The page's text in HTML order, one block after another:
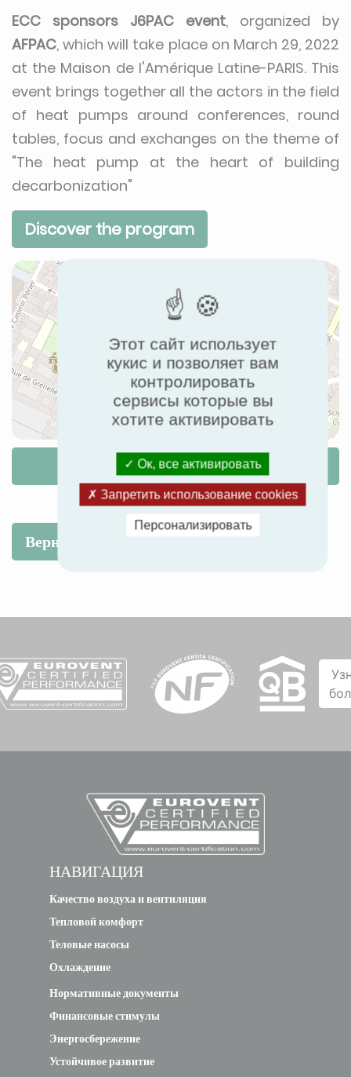
ECC sponsors J6PAC event, organized by
AFPAC, which will take place on March 29, 2022
at the Maison de l'Amérique Latine-PARIS. This
event brings together all the actors in the field
of heat pumps around conferences, round
tables, focus and exchanges on the theme of
"The heat pump at the heart of building
decarbonization"
Discover the program
Маршрут
Вернуться к списку событий
НАВИГАЦИЯ
Качество воздуха и вентиляция
Тепловой комфорт
Теловые насосы
Охлаждение
Нормативные документы
Финансовые стимулы
Энергосбережение
Устойчивое развитие
Этот сайт использует
кукис и позволяет вам
контролировать
сервисы которые вы
хотите активировать
Ок, все активировать
Запретить использование cookies
Персонализировать